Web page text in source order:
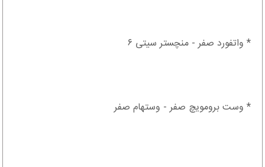
* واتفورد صفر - منچستر سیتی ۶
* وست برومویچ صفر - وستهام صفر